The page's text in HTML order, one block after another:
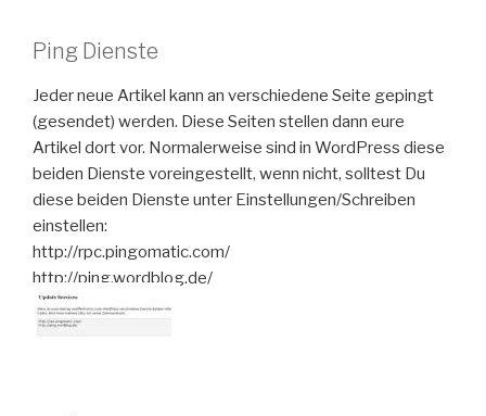
Ping Dienste
Jeder neue Artikel kann an verschiedene Seite gepingt
(gesendet) werden. Diese Seiten stellen dann eure
Artikel dort vor. Normalerweise sind in WordPress diese
beiden Dienste voreingestellt, wenn nicht, solltest Du
diese beiden Dienste unter Einstellungen/Schreiben
einstellen:
http://rpc.pingomatic.com/
http://ping.wordblog.de/